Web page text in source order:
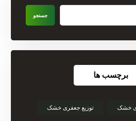
جستجو
برچسب ها
خشک توزیع جعفری خشک